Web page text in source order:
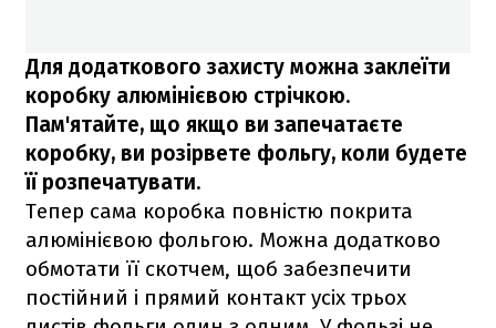
Для додаткового захисту можна заклеїти
коробку алюмінієвою стрічкою.
Пам'ятайте, що якщо ви запечатаєте
коробку, ви розірвете фольгу, коли будете
її розпечатувати.
Тепер сама коробка повністю покрита
алюмінієвою фольгою. Можна додатково
обмотати її скотчем, щоб забезпечити
постійний і прямий контакт усіх трьох